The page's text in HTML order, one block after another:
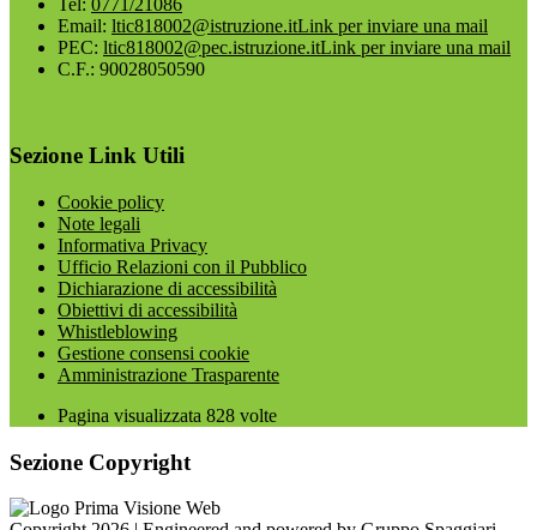
Email: ltic818002@istruzione.itLink per inviare una mail
PEC: ltic818002@pec.istruzione.itLink per inviare una mail
C.F.: 90028050590
Sezione Link Utili
Cookie policy
Note legali
Informativa Privacy
Ufficio Relazioni con il Pubblico
Dichiarazione di accessibilità
Obiettivi di accessibilità
Whistleblowing
Gestione consensi cookie
Amministrazione Trasparente
Pagina visualizzata 828 volte
Sezione Copyright